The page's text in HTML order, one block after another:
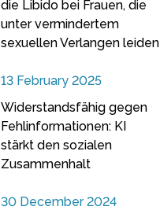
die Libido bei Frauen, die
unter vermindertem
sexuellen Verlangen leiden
13 February 2025
Widerstandsfähig gegen
Fehlinformationen: KI
stärkt den sozialen
Zusammenhalt
30 December 2024